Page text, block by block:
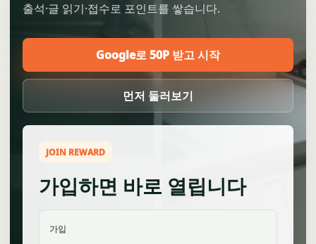
출석·글 읽기·접수로 포인트를 쌓습니다.
Google로 50P 받고 시작
먼저 둘러보기
JOIN REWARD
가입하면 바로 열립니다
가입